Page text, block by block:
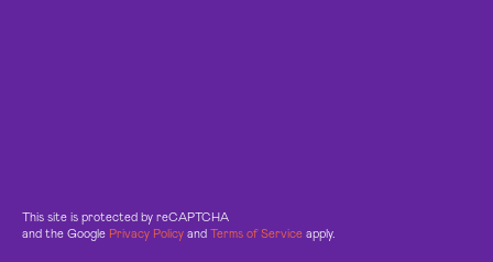
This site is protected by reCAPTCHA
and the Google Privacy Policy and Terms of Service apply.